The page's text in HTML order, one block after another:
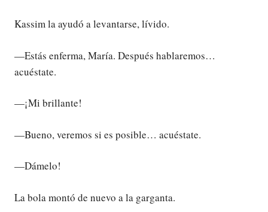
Kassim la ayudó a levantarse, lívido.
—Estás enferma, María. Después hablaremos…
acuéstate.
—¡Mi brillante!
—Bueno, veremos si es posible… acuéstate.
—Dámelo!
La bola montó de nuevo a la garganta.